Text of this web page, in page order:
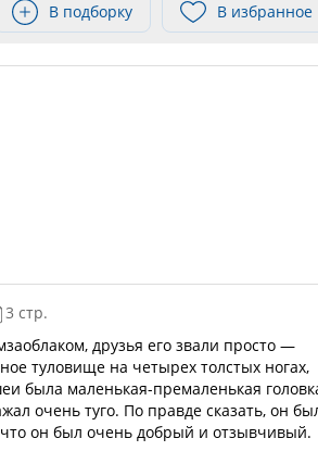
В подборку В избранное
3 стр.
друзья его звали просто —
туловище на четырех толстых ногах,
была маленькая-премаленькая
очень туго. По правде сказать, он
что он был очень добрый и отзывчивый.